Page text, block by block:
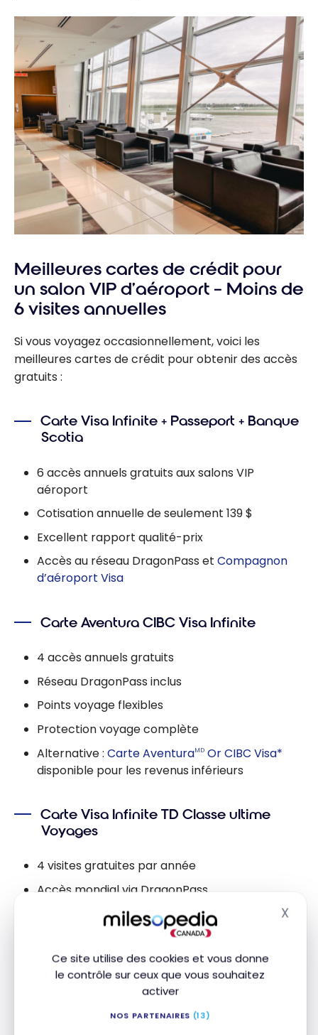
Ce site utilise des cookies et vous donne
le contrôle sur ceux que vous souhaitez
activer
NOS PARTENAIRES (13)
X
Meilleures cartes de crédit pour
un salon VIP d’aéroport – Moins de
6 visites annuelles
Si vous voyagez occasionnellement, voici les
meilleures cartes de crédit pour obtenir des accès
gratuits :
Carte Visa Infinite + Passeport + Banque
Scotia
6 accès annuels gratuits aux salons VIP
aéroport
Cotisation annuelle de seulement 139 $
Excellent rapport qualité-prix
Accès au réseau DragonPass et Compagnon
d’aéroport Visa
Carte Aventura CIBC Visa Infinite
4 accès annuels gratuits
Réseau DragonPass inclus
Points voyage flexibles
Protection voyage complète
Alternative : Carte AventuraMD Or CIBC Visa*
disponible pour les revenus inférieurs
Carte Visa Infinite TD Classe ultime
Voyages
4 visites gratuites par année
Accès mondial via DragonPass
Généreuse offre de bienvenue
Crédit voyages TD annuel de 100 $
Carte Mastercard BMO Ascend World